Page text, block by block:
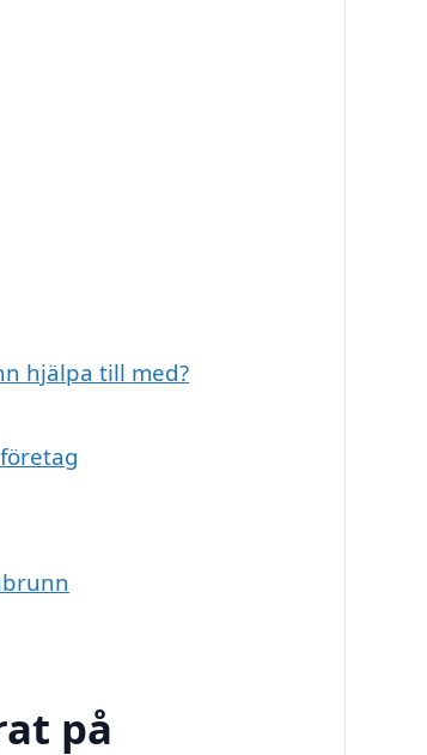
hjälpa till med?
på